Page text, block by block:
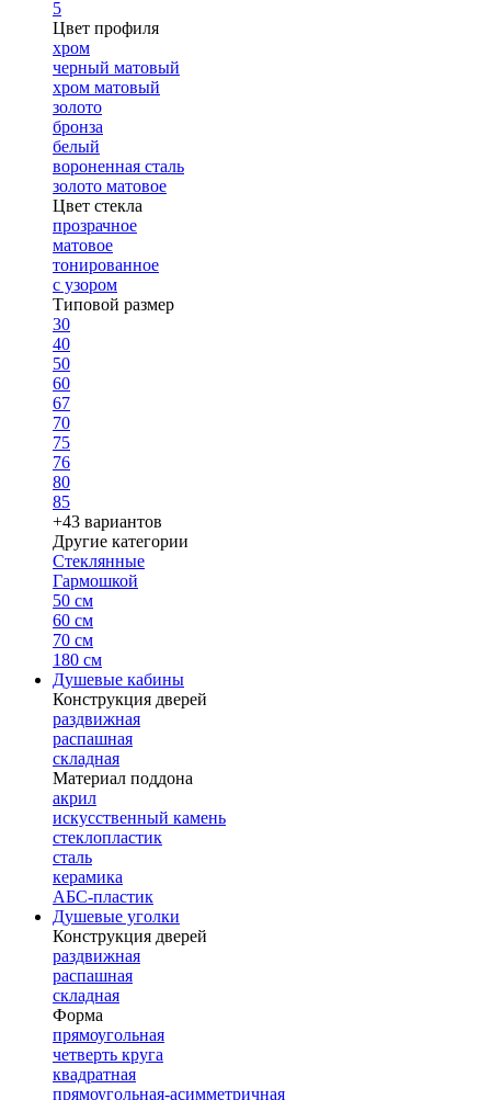
5
Цвет профиля
хром
черный матовый
хром матовый
золото
бронза
белый
вороненная сталь
золото матовое
Цвет стекла
прозрачное
матовое
тонированное
с узором
Типовой размер
30
40
50
60
67
70
75
76
80
85
+43 вариантов
Другие категории
Стеклянные
Гармошкой
50 см
60 см
70 см
180 см
Душевые кабины
Конструкция дверей
раздвижная
распашная
складная
Материал поддона
акрил
искусственный камень
стеклопластик
сталь
керамика
АБС-пластик
Душевые уголки
Конструкция дверей
раздвижная
распашная
складная
Форма
прямоугольная
четверть круга
квадратная
прямоугольная-асимметричная